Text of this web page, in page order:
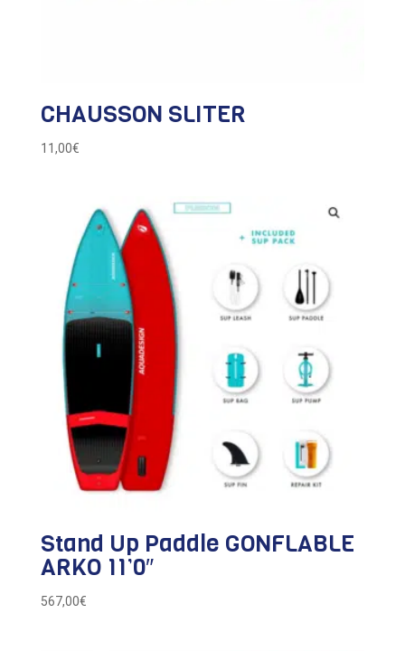
CHAUSSON SLITER
11,00€
Stand Up Paddle GONFLABLE
ARKO 11’0″
567,00€